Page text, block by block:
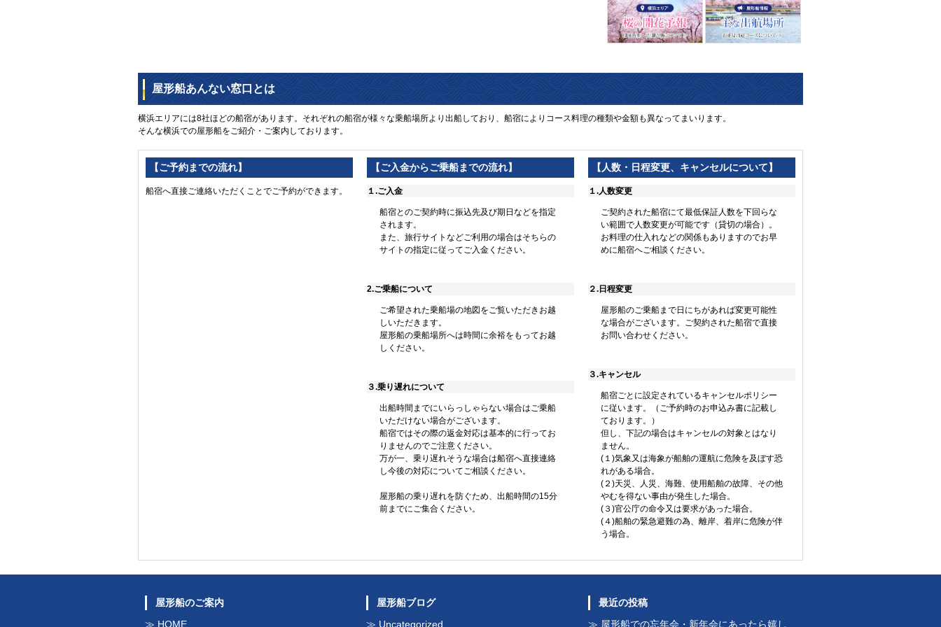
屋形船あんない窓口とは
横浜エリアには8社ほどの船宿があります。それぞれの船宿が様々な乗船場所より出船しており、船宿によりコース料理の種類や金額も異なってまいります。
そんな横浜での屋形船をご紹介・ご案内しております。
【ご予約までの流れ】
船宿へ直接ご連絡いただくことでご予約ができます。
【ご入金からご乗船までの流れ】
１.ご入金
船宿とのご契約時に振込先及び期日などを指定
されます。
また、旅行サイトなどご利用の場合はそちらの
サイトの指定に従ってご入金ください。
2.ご乗船について
ご希望された乗船場の地図をご覧いただきお越
しいただきます。
屋形船の乗船場所へは時間に余裕をもってお越
しください。
３.乗り遅れについて
出船時間までにいらっしゃらない場合はご乗船
いただけない場合がございます。
船宿ではその際の返金対応は基本的に行ってお
りませんのでご注意ください。
万が一、乗り遅れそうな場合は船宿へ直接連絡
し今後の対応についてご相談ください。
屋形船の乗り遅れを防ぐため、出船時間の15分
前までにご集合ください。
【人数・日程変更、キャンセルについて】
１.人数変更
ご契約された船宿にて最低保証人数を下回らな
い範囲で人数変更が可能です（貸切の場合）。
お料理の仕入れなどの関係もありますのでお早
めに船宿へご相談ください。
２.日程変更
屋形船のご乗船まで日にちがあれば変更可能性
な場合がございます。ご契約された船宿で直接
お問い合わせください。
３.キャンセル
船宿ごとに設定されているキャンセルポリシー
に従います。（ご予約時のお申込み書に記載し
ております。）
但し、下記の場合はキャンセルの対象とはなり
ません。
(１)気象又は海象が船舶の運航に危険を及ぼす恐
れがある場合。
(２)天災、人災、海難、使用船舶の故障、その他
やむを得ない事由が発生した場合。
(３)官公庁の命令又は要求があった場合。
(４)船舶の緊急避難の為、離岸、着岸に危険が伴
う場合。
屋形船のご案内
HOME
屋形船ブログ
Uncategorized
最近の投稿
屋形船での忘年会・新年会にあったら嬉し